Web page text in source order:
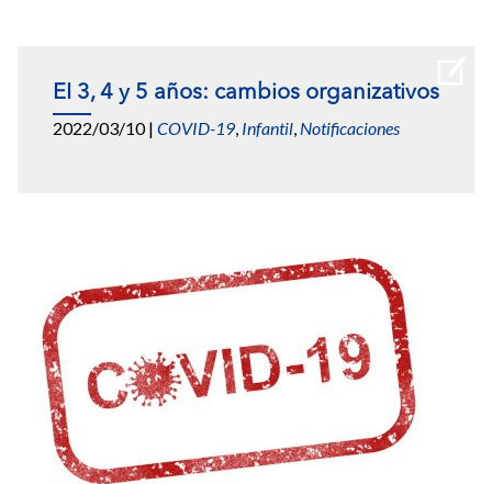
EI 3, 4 y 5 años: cambios organizativos
2022/03/10| COVID-19, Infantil, Notificaciones